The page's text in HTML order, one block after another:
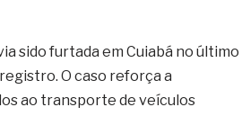
sido furtada em Cuiabá no último
O caso reforça a
ao transporte de veículos